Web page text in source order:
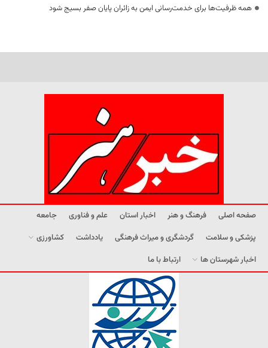
همه ظرفیت‌ها برای خدمت‌رسانی ایمن به زائران پایان صفر بسیج شود
صفحه اصلی فرهنگ و هنر اخبار استان علم و فناوری
جامعه
پزشکی و سلامت
گردشگری و میراث فرهنگی یادداشت
کشاورزی
اخبار شهرستان ها
ارتباط با ما